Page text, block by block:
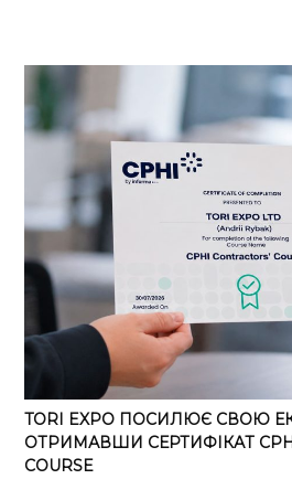
TORI EXPO ПОСИЛЮЄ СВОЮ
ОТРИМАВШИ СЕРТИФІКАТ CPHI
COURSE